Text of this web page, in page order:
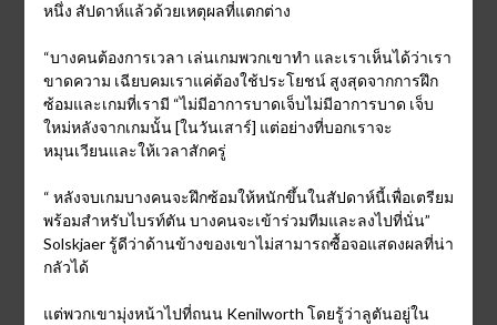
หนึ่ง สัปดาห์แล้วด้วยเหตุผลที่แตกต่าง
“บางคนต้องการเวลา เล่นเกมพวกเขาทำ และเราเห็นได้ว่าเรา
ขาดความ เฉียบคมเราแค่ต้องใช้ประโยชน์ สูงสุดจากการฝึก
ซ้อมและเกมที่เรามี “ไม่มีอาการบาดเจ็บไม่มีอาการบาด เจ็บ
ใหม่หลังจากเกมนั้น [ในวันเสาร์] แต่อย่างที่บอกเราจะ
หมุนเวียนและให้เวลาสักครู่
“ หลังจบเกมบางคนจะฝึกซ้อมให้หนักขึ้นในสัปดาห์นี้เพื่อเตรียม
พร้อมสำหรับไบรท์ตัน บางคนจะเข้าร่วมทีมและลงไปที่นั่น”
Solskjaer รู้ดีว่าด้านข้างของเขาไม่สามารถซื้อจอแสดงผลที่น่า
กลัวได้
แต่พวกเขามุ่งหน้าไปที่ถนน Kenilworth โดยรู้ว่าลูตันอยู่ใน